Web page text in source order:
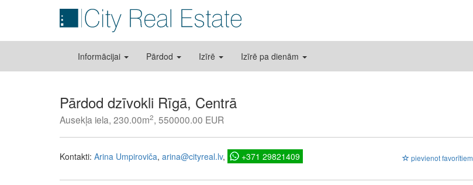
Informācijai Pārdod Izīrē Izīrē pa dienām
Pārdod dzīvokli Rīgā, Centrā
Ausekļa iela, 230.00m2, 550000.00 EUR
pievienot favorītiem
Kontakti: Arina Umpiroviča arina@cityreal.lv +371 29821409